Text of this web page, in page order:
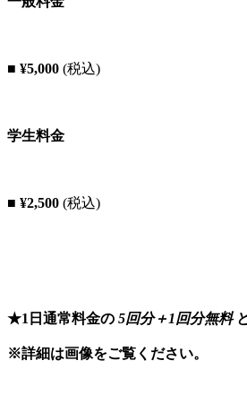
■ ¥5,000 (税込)
学生料金
■ ¥2,500 (税込)
★1日通常料金の 5回分＋1回分無料
※詳細は画像をご覧ください。